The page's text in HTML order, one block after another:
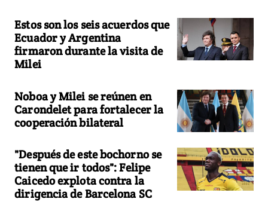
Estos son los seis acuerdos que
Ecuador y Argentina
firmaron durante la visita de
Milei
Noboa y Milei se reúnen en
Carondelet para fortalecer la
cooperación bilateral
"Después de este bochorno se
tienen que ir todos": Felipe
Caicedo explota contra la
dirigencia de Barcelona SC